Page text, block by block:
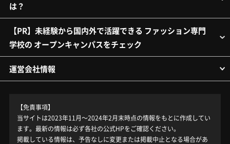
は？
【PR】未経験から国内外で活躍できる ファッション専門
学校の オープンキャンパスをチェック
運営会社情報
【免責事項】
当サイトは2023年11月～2024年2月末時点の情報をもとに作成してい
ます。最新の情報は必ず各社の公式HPをご確認ください。
掲載している情報は、予告なしに変更または掲載中止となる場合があ